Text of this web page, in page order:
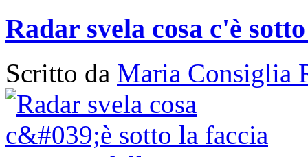
Radar svela cosa c'è
Scritto da Maria Consiglia